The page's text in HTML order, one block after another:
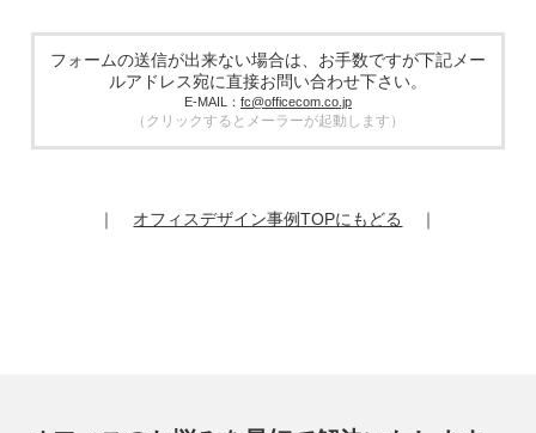
場合があります。その際、弊社は、個人情報を適切に保護で
きる管理体制を敷き実行していることを条件として委託先を
厳選したうえで、機密保持契約を委託先と締結し、お客様の
個人情報を厳密に管理させます。
提供記録の開示を請求することができます。
フォームの送信が出来ない場合は、お手数ですが下記メー
ルアドレス宛に直接お問い合わせ下さい。
E-MAIL： fc@officecom.co.jp
（クリックするとメーラーが起動します）
｜ オフィスデザイン事例TOPにもどる ｜